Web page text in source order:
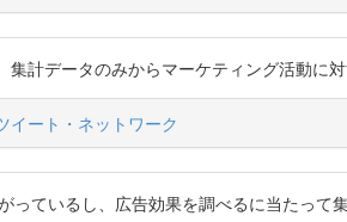
計データのみからマーケティング活動に
イート・ネットワーク
ているし、広告効果を調べるに当たって